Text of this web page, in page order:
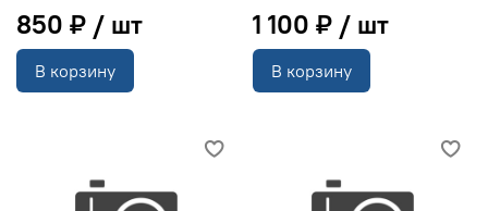
850 ₽
В корзину
1 100 ₽
В корзину